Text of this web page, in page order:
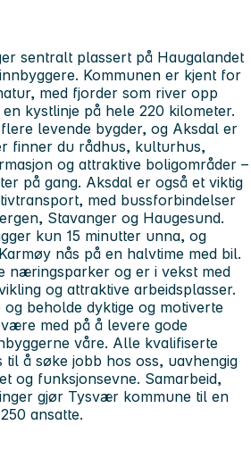
sentralt plassert på Haugalandet
Kommunen er kjent for
med fjorder som river opp
kystlinje på hele 220 kilometer.
levende bygder, og Aksdal er
finner du rådhus, kulturhus,
og attraktive boligområder –
på gang. Aksdal er også et viktig
med bussforbindelser
Stavanger og Haugesund.
kun 15 minutter unna, og
nås på en halvtime med bil.
næringsparker og er i vekst med
og attraktive arbeidsplasser.
beholde dyktige og motiverte
med på å levere gode
våre. Alle kvalifiserte
å søke jobb hos oss, uavhengig
og funksjonsevne. Samarbeid,
gjør Tysvær kommune til en
ansatte.